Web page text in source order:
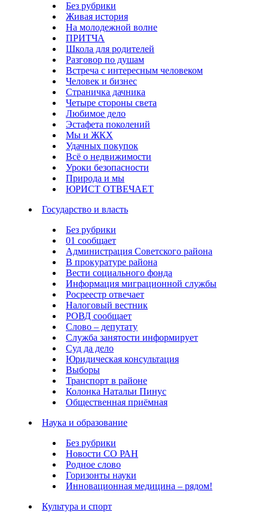
Без рубрики
Живая история
На молодежной волне
ПРИТЧА
Школа для родителей
Разговор по душам
Встреча с интересным человеком
Человек и бизнес
Страничка дачника
Четыре стороны света
Любимое дело
Эстафета поколений
Мы и ЖКХ
Удачных покупок
Всё о недвижимости
Уроки безопасности
Природа и мы
ЮРИСТ ОТВЕЧАЕТ
Государство и власть
Без рубрики
01 сообщает
Администрация Советского района
В прокуратуре района
Вести социального фонда
Информация миграционной службы
Росреестр отвечает
Налоговый вестник
РОВД сообщает
Слово – депутату
Служба занятости информирует
Суд да дело
Юридическая консультация
Выборы
Транспорт в районе
Колонка Натальи Пинус
Общественная приёмная
Наука и образование
Без рубрики
Новости СО РАН
Родное слово
Горизонты науки
Инновационная медицина – рядом!
Культура и спорт